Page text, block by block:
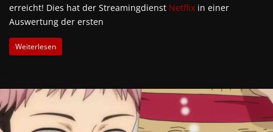
erreicht! Dies hat der Streamingdienst Netflix in einer
Auswertung der ersten
Weiterlesen